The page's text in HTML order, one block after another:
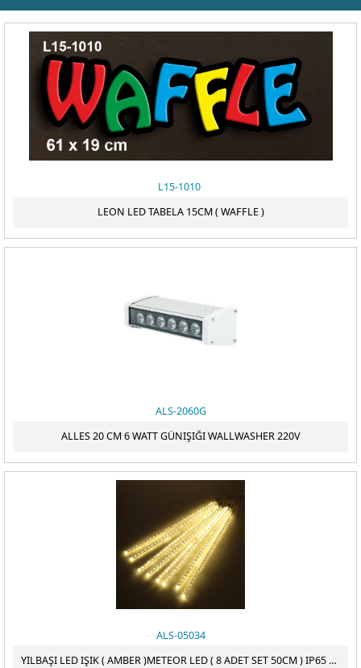
ÖDEME
L15-1010
LEON LED TABELA 15CM ( WAFFLE )
ALS-2060G
ALLES 20 CM 6 WATT GÜNIŞIĞI WALLWASHER 220V
ALS-05034
YILBAŞI LED IŞIK ( AMBER )METEOR LED ( 8 ADET SET 50CM ) IP65 DIŞ MEKAN